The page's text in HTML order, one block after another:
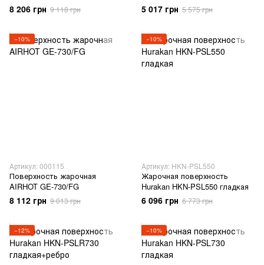
8 206 грн 9 118 грн 5 017 грн 5 575 грн
−10%
Артикул: 000115
Поверхность жарочная
AIRHOT GE-730/FG
8 112 грн 9 013 грн
−10%
Артикул: HKN-PSL550
Жарочная поверхность
Hurakan HKN-PSL550 гладкая
6 096 грн 6 773 грн
−12% −10%